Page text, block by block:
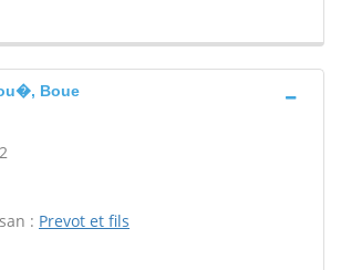
Boue
: Prevot et fils